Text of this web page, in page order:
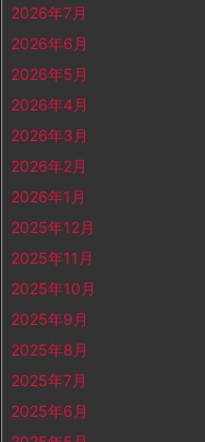
2026年7月
2026年6月
2026年5月
2026年4月
2026年3月
2026年2月
2026年1月
2025年12月
2025年11月
2025年10月
2025年9月
2025年8月
2025年7月
2025年6月